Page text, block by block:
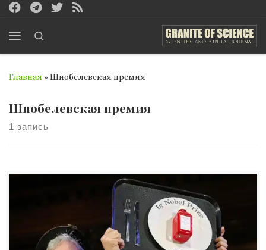
Перейти к содержимому
Главная » Шнобелевская премия
Шнобелевская премия
1 запись
Одной из наиболее престижных международных
премий в мире, которая ежегодно присуждается за
выдающиеся научные достижения, за революционные
открытия и изобретения, за крупный вклад в развитие